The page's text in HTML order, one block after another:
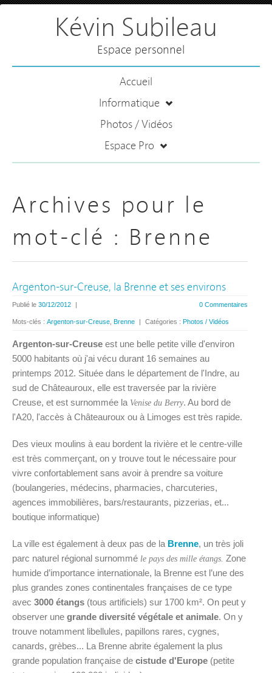
Kévin Subileau
Espace personnel
Accueil
Informatique
Photos / Vidéos
Espace Pro
Archives pour le
mot-clé : Brenne
Argenton-sur-Creuse, la Brenne et ses environs
0 Commentaires
Publié le 30/12/2012 |
Mots-clés : Argenton-sur-Creuse Brenne | Catégories : Photos / Vidéos
Argenton-sur-Creuse est une belle petite ville d'environ
5000 habitants où j'ai vécu durant 16 semaines au
printemps 2012. Située dans le département de l'Indre, au
sud de Châteauroux, elle est traversée par la rivière
Creuse, et est surnommée la Venise du Berry. Au bord de
l'A20, l'accès à Châteauroux ou à Limoges est très rapide.
Des vieux moulins à eau bordent la rivière et le centre-ville
est très commerçant, on y trouve tout le nécessaire pour
vivre confortablement sans avoir à prendre sa voiture
(boulangeries, médecins, pharmacies, charcuteries,
agences immobilières, bars/restaurants, pizzerias, et...
boutique informatique)
La ville est également à deux pas de la Brenne, un très joli
parc naturel régional surnommé le pays des mille étangs. Zone
humide d’importance internationale, la Brenne est l’une des
plus grandes zones continentales françaises de ce type
avec 3000 étangs (tous artificiels) sur 1700 km². On peut y
observer une grande diversité végétale et animale. On y
trouve notamment libellules, papillons rares, cygnes,
canards, grèbes... La Brenne abrite également la plus
grande population française de cistude d'Europe (petite